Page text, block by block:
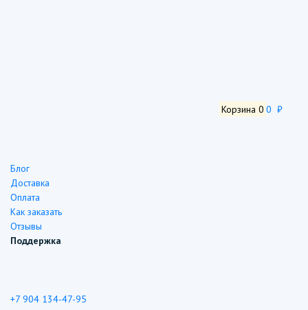
Корзина 0 0 ₽
Блог
Доставка
Оплата
Как заказать
Отзывы
Поддержка
+7 904 134-47-95